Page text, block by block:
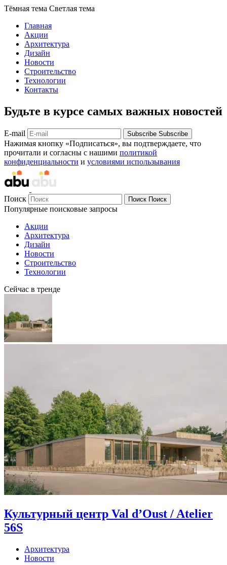
Тёмная тема Светлая тема
Главная
Акции
Архитектура
Дизайн
Новости
Строительство
Технологии
Контакты
Будьте в курсе самых важных новостей
E-mail Subscribe Subscribe
Нажимая кнопку «Подписаться», вы подтверждаете, что
прочитали и согласны с нашими политикой
конфиденциальности и условиями использывания
Поиск Поиск Поиск
Популярные поисковые запросы
Акции
Архитектура
Дизайн
Новости
Строительство
Технологии
Сейчас в тренде
Культурный центр Val d’Oust / Atelier
56S
Архитектура
Новости